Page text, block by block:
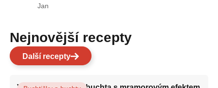
Jan
Nejnovější recepty
Další recepty